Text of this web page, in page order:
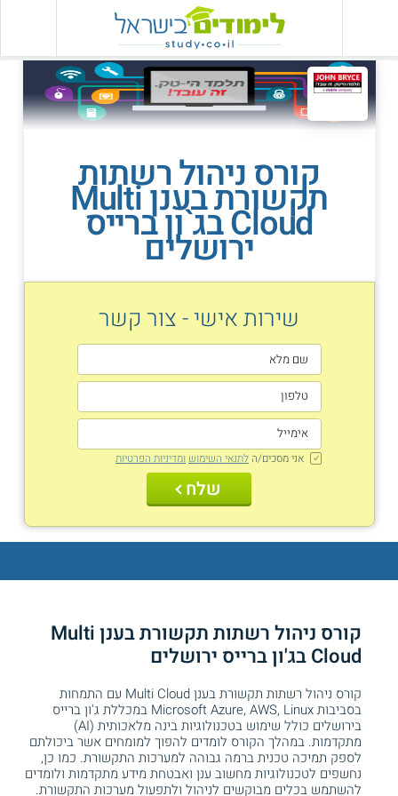
קורס ניהול רשתות
תקשורת בענן Multi
Cloud בג`ון ברייס
ירושלים
שירות אישי - צור קשר
אני מסכים/ה לתנאי השימוש ומדיניות הפרטיות
שלח
קורס ניהול רשתות תקשורת בענן Multi
Cloud בג'ון ברייס ירושלים
קורס ניהול רשתות תקשורת בענן Multi Cloud עם התמחות
בסביבות Microsoft Azure, AWS, Linux במכללת ג'ון ברייס
בירושלים כולל שימוש בטכנולוגיות בינה מלאכותית (AI)
מתקדמות. במהלך הקורס לומדים להפוך למומחים אשר ביכולתם
לספק תמיכה טכנית ברמה גבוהה למערכות התקשורת. כמו כן,
נחשפים לטכנולוגיות מחשוב ענן ואבטחת מידע מתקדמות ולומדים
להשתמש בכלים מבוקשים לניהול ולתפעול מערכות התקשורת.